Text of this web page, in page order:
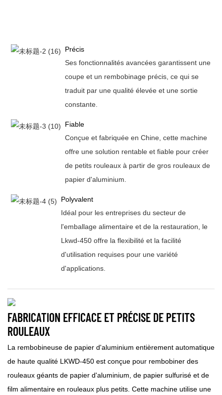
Précis
Ses fonctionnalités avancées garantissent une
coupe et un rembobinage précis, ce qui se
traduit par une qualité élevée et une sortie
constante.
Fiable
Conçue et fabriquée en Chine, cette machine
offre une solution rentable et fiable pour créer
de petits rouleaux à partir de gros rouleaux de
papier d'aluminium.
Polyvalent
Idéal pour les entreprises du secteur de
l'emballage alimentaire et de la restauration, le
Lkwd-450 offre la flexibilité et la facilité
d'utilisation requises pour une variété
d'applications.
FABRICATION EFFICACE ET PRÉCISE DE PETITS
ROULEAUX
La rembobineuse de papier d'aluminium entièrement automatique
de haute qualité LKWD-450 est conçue pour rembobiner des
rouleaux géants de papier d'aluminium, de papier sulfurisé et de
film alimentaire en rouleaux plus petits. Cette machine utilise une